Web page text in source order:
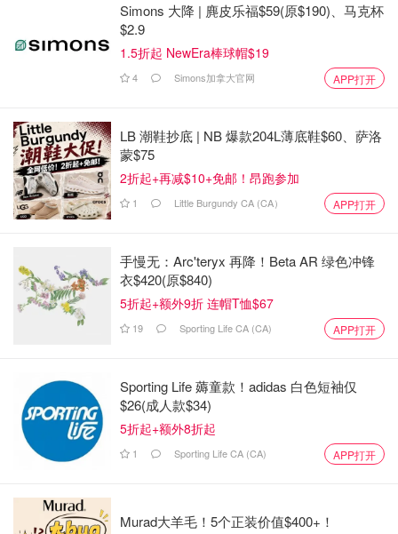
Simons 大降 | 麂皮乐福$59(原$190)、马克杯
$2.9
1.5折起 NewEra棒球帽$19
4 Simons加拿大官网 APP打开
LB 潮鞋抄底 | NB 爆款204L薄底鞋$60、萨洛
蒙$75
2折起+再减$10+免邮！昂跑参加
1 Little Burgundy CA (CA） APP打开
手慢无：Arc'teryx 再降！Beta AR 绿色冲锋
衣$420(原$840)
5折起+额外9折 连帽T恤$67
19 Sporting Life CA (CA) APP打开
Sporting Life 薅童款！adidas 白色短袖仅
$26(成人款$34)
5折起+额外8折起
1 Sporting Life CA (CA) APP打开
Murad大羊毛！5个正装价值$400+！